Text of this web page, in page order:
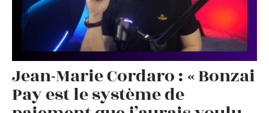
Jean-Marie Cordaro : « Bonzai
Pay est le système de